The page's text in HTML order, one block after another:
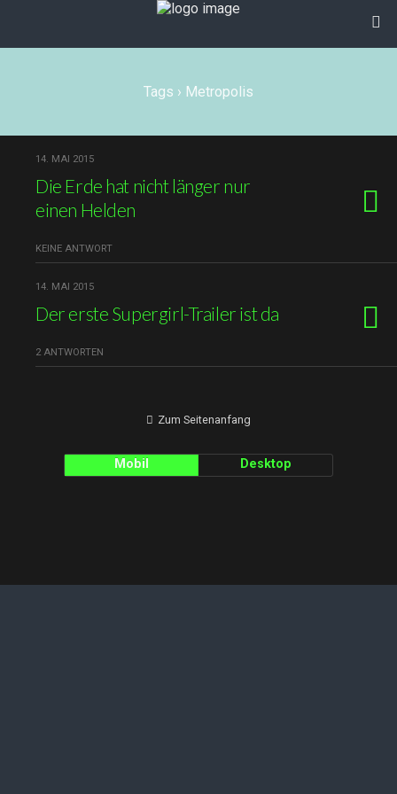
Tags › Metropolis
14. MAI 2015
Die Erde hat nicht länger nur
einen Helden
KEINE ANTWORT
14. MAI 2015
Der erste Supergirl-Trailer ist da
2 ANTWORTEN
Zum Seitenanfang
Mobil Desktop